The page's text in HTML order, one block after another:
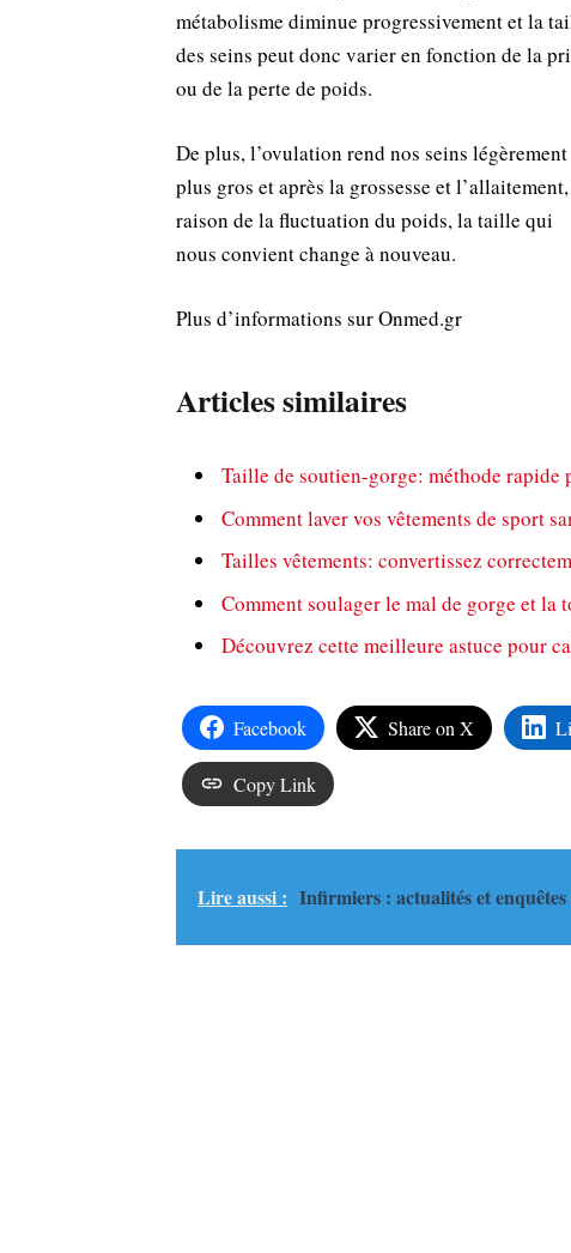
métabolisme diminue progressivement et la
des seins peut donc varier en fonction de la
ou de la perte de poids.
De plus, l’ovulation rend nos seins légèrement
plus gros et après la grossesse et
raison de la fluctuation du poids, la taille qui
nous convient change à nouveau.
Plus d’informations sur Onmed.gr
Articles similaires
Taille de soutien-gorge: méthode
Comment laver vos vêtements de sport
Tailles vêtements: convertissez
Comment soulager le mal de gorge et
Découvrez cette meilleure astuce pour
Facebook Share on X
Copy Link
Lire aussi : Infirmiers : actualités et